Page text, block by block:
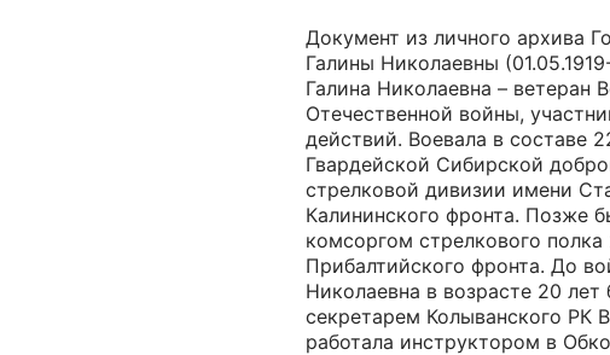
Документ из личного архива
Галины Николаевны
Галина Николаевна – ветеран
Отечественной войны,
действий. Воевала в составе
Гвардейской Сибирской
стрелковой дивизии имени
Калининского фронта. Позже
комсоргом стрелкового полка
Прибалтийского фронта. До
Николаевна в возрасте 20 лет
секретарем Колыванского РК
работала инструктором в